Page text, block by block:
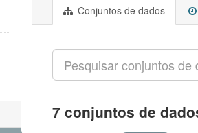
Conjuntos de dados
7 conjuntos de